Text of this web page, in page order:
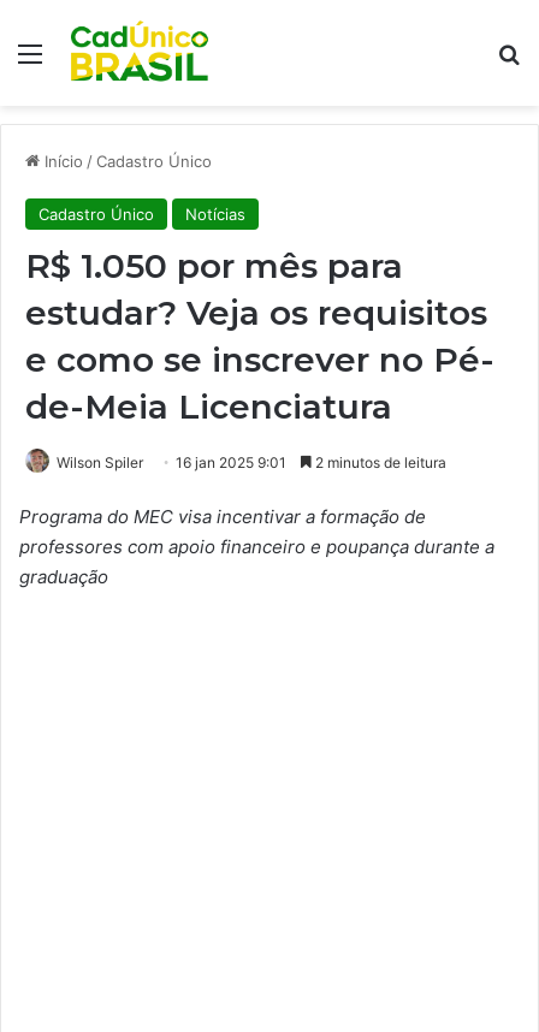
Menu
Início /Cadastro Único
Cadastro Único Notícias
R$ 1.050 por mês para
estudar? Veja os requisitos
e como se inscrever no Pé-
de-Meia Licenciatura
Wilson Spiler 16 jan 2025 9:01 2 minutos de leitura
Programa do MEC visa incentivar a formação de
professores com apoio financeiro e poupança durante a
graduação